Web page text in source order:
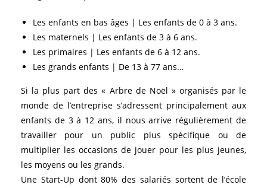
Les enfants en bas âges | Les enfants de 0 à 3 ans.
Les maternels | Les enfants de 3 à 6 ans.
Les primaires | Les enfants de 6 à 12 ans.
Les grands enfants | De 13 à 77 ans…
Si la plus part des « Arbre de Noël » organisés par le
monde de l’entreprise s’adressent principalement aux
enfants de 3 à 12 ans, il nous arrive régulièrement de
travailler pour un public plus spécifique ou de
multiplier les occasions de jouer pour les plus jeunes,
les moyens ou les grands.
Une Start-Up dont 80% des salariés sortent de l’école